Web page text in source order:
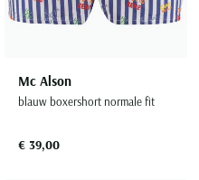
Mc Alson
blauw boxershort normale fit
€ 39,00